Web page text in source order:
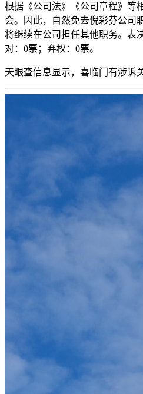
根据《公司法》《公司章程》等
会。因此，自然免去倪彩芬公司
将继续在公司担任其他职务。表
对：0票；弃权：0票。
天眼查信息显示，喜临门有涉诉